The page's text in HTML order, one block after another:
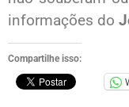
informações do
Compartilhe isso: